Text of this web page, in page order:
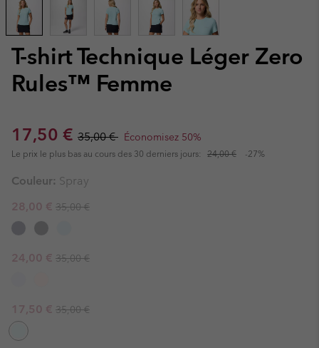
T-shirt Technique Léger Zero
Rules™ Femme
Sale price:
17,50 € Regular price:
35,00 € Économisez 50%
Le prix le plus bas au cours des 30 derniers jours: 24,00 € -27%
Couleur: Spray
Sale price:
28,00 € Regular price:
35,00 €
Sale price:
24,00 € Regular price:
35,00 €
Sale price:
17,50 € Regular price:
35,00 €